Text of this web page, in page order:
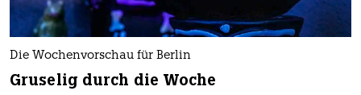
Die Wochenvorschau für Berlin
Gruselig durch die Woche